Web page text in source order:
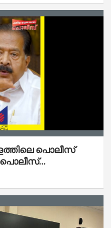
പൊലീസ്
പൊലീസ്
മാറുകയാണ് :